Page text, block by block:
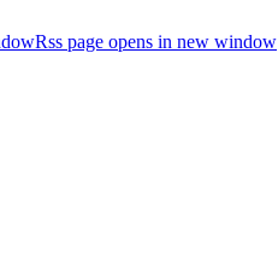
Rss page opens in new window